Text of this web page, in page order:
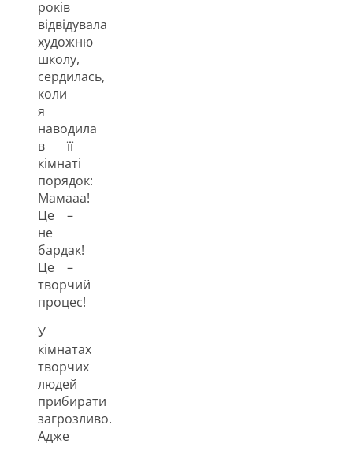
років
відвідувала
художню
школу,
сердилась,
коли
я
наводила
в її
кімнаті
порядок:
Мамааа!
Це –
не
бардак!
Це –
творчий
процес!
У
кімнатах
творчих
людей
прибирати
загрозливо.
Адже